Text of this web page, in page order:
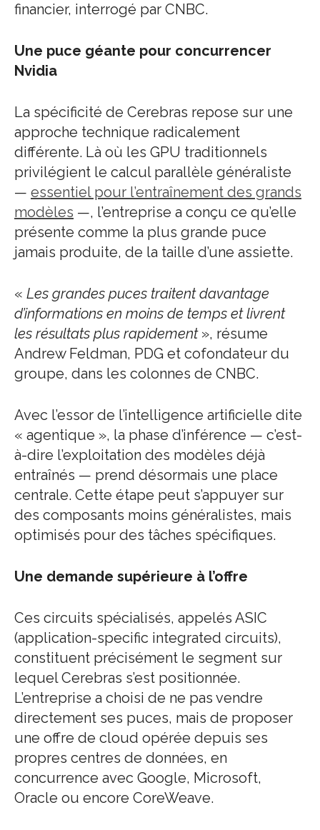
financier, interrogé par CNBC.
Une puce géante pour concurrencer
Nvidia
La spécificité de Cerebras repose sur une
approche technique radicalement
différente. Là où les GPU traditionnels
privilégient le calcul parallèle généraliste
— essentiel pour l’entraînement des grands
modèles —, l’entreprise a conçu ce qu’elle
présente comme la plus grande puce
jamais produite, de la taille d’une assiette.
« Les grandes puces traitent davantage
d’informations en moins de temps et livrent
les résultats plus rapidement», résume
Andrew Feldman, PDG et cofondateur du
groupe, dans les colonnes de CNBC.
Avec l’essor de l’intelligence artificielle dite
« agentique », la phase d’inférence — c’est-
à-dire l’exploitation des modèles déjà
entraînés — prend désormais une place
centrale. Cette étape peut s’appuyer sur
des composants moins généralistes, mais
optimisés pour des tâches spécifiques.
Une demande supérieure à l’offre
Ces circuits spécialisés, appelés ASIC
(application-specific integrated circuits),
constituent précisément le segment sur
lequel Cerebras s’est positionnée.
L’entreprise a choisi de ne pas vendre
directement ses puces, mais de proposer
une offre de cloud opérée depuis ses
propres centres de données, en
concurrence avec Google, Microsoft,
Oracle ou encore CoreWeave.